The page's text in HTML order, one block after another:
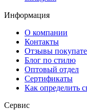
Информация
О компании
Контакты
Отзывы
Блог по стилю
Оптовый отдел
Сертификаты
Как определить
Сервис